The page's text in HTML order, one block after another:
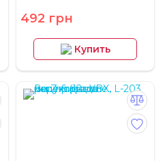
492 грн
Купить